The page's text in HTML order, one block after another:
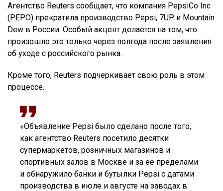
Агентство Reuters сообщает, что компания PepsiCo Inc
(PEP.O) прекратила производство Pepsi, 7UP и Mountain
Dew в России. Особый акцент делается на том, что
произошло это только через полгода после заявления
об уходе с российского рынка.
Кроме того, Reuters подчеркивает свою роль в этом
процессе.
«Объявление Pepsi было сделано после того,
как агентство Reuters посетило десятки
супермаркетов, розничных магазинов и
спортивных залов в Москве и за ее пределами
и обнаружило банки и бутылки Pepsi с датами
производства в июле и августе на заводах в